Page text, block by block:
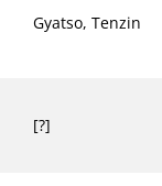
Gyatso, Tenzin
[?]